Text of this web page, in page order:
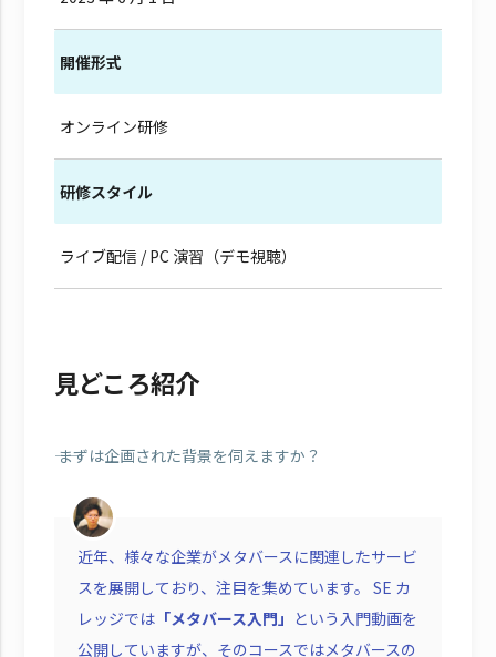
開催形式
オンライン研修
研修スタイル
ライブ配信 / PC 演習（デモ視聴）
見どころ紹介
―― まずは企画された背景を伺えますか？
近年、様々な企業がメタバースに関連したサービ
スを展開しており、注目を集めています。 SE カ
レッジでは「メタバース入門」 という入門動画を
公開していますが、そのコースではメタバースの